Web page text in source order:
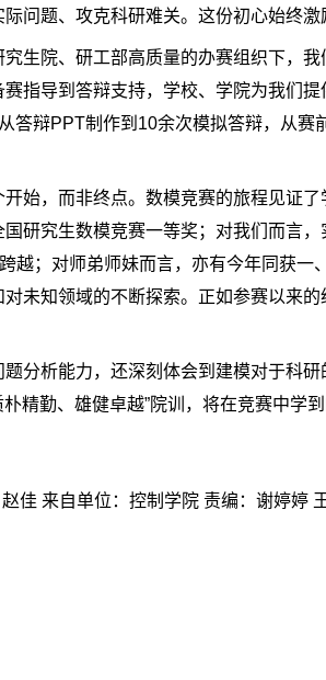
问题、攻克科研难关。这份初心始终激
生院、研工部高质量的办赛组织下，
指导到答辩支持，学校、学院为我们
答辩PPT制作到10余次模拟答辩，从赛
始，而非终点。数模竞赛的旅程见证
研究生数模竞赛一等奖；对我们而言
越；对师弟师妹而言，亦有今年同获一
未知领域的不断探索。正如参赛以来的
分析能力，还深刻体会到建模对于科
精勤、雄健卓越”院训，将在竞赛中学
佳 来自单位：控制学院 责编：谢婷婷